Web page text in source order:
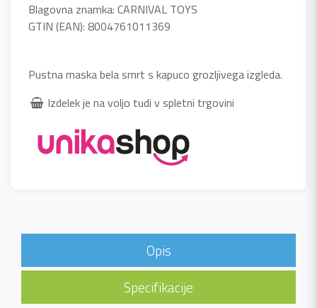
Blagovna znamka: CARNIVAL TOYS
GTIN (EAN): 8004761011369
Pustna maska bela smrt s kapuco grozljivega izgleda.
Izdelek je na voljo tudi v spletni trgovini
Opis
Specifikacije